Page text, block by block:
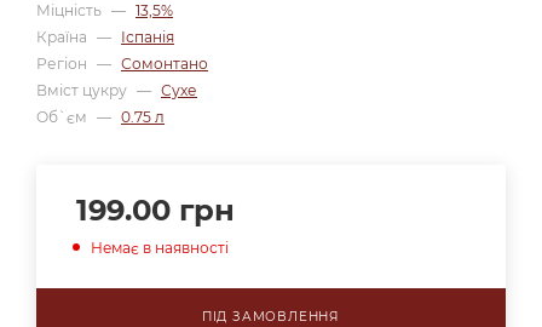
Міцність — 13,5%
Країна — Іспанія
Регіон — Сомонтано
Вміст цукру — Сухе
Об`єм — 0.75 л
199.00 грн
Немає в наявності
ПІД ЗАМОВЛЕННЯ